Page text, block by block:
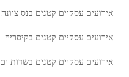
אירועים עסקיים קטנים בנס ציונה
אירועים עסקיים קטנים בקיסריה
אירועים עסקיים קטנים בשדות ים